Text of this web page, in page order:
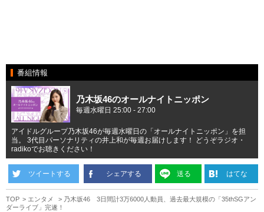
番組情報
乃木坂46のオールナイトニッポン
毎週水曜日 25:00 - 27:00
アイドルグループ乃木坂46が毎週水曜日の「オールナイトニッポン」を担
当。 3代目パーソナリティの井上和が毎週お届けします！ どうぞラジオ・
radikoでお聴きください！
ツイートする シェアする 送る はてな
TOP エンタメ
乃木坂46 3日間計3万6000人動員、過去最大規模の「35thSGアン
ダーライブ」完遂！